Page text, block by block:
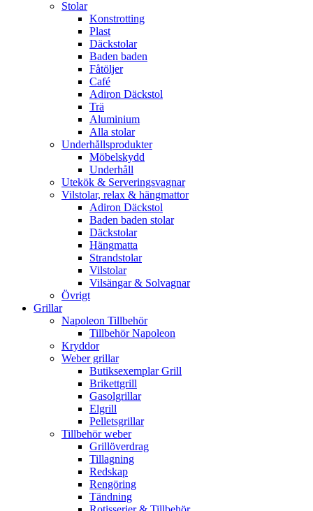
Stolar
Konstrotting
Plast
Däckstolar
Baden baden
Fåtöljer
Café
Adiron Däckstol
Trä
Aluminium
Alla stolar
Underhållsprodukter
Möbelskydd
Underhåll
Utekök & Serveringsvagnar
Vilstolar, relax & hängmattor
Adiron Däckstol
Baden baden stolar
Däckstolar
Hängmatta
Strandstolar
Vilstolar
Vilsängar & Solvagnar
Övrigt
Grillar
Napoleon Tillbehör
Tillbehör Napoleon
Kryddor
Weber grillar
Butiksexemplar Grill
Brikettgrill
Gasolgrillar
Elgrill
Pelletsgrillar
Tillbehör weber
Grillöverdrag
Tillagning
Redskap
Rengöring
Tändning